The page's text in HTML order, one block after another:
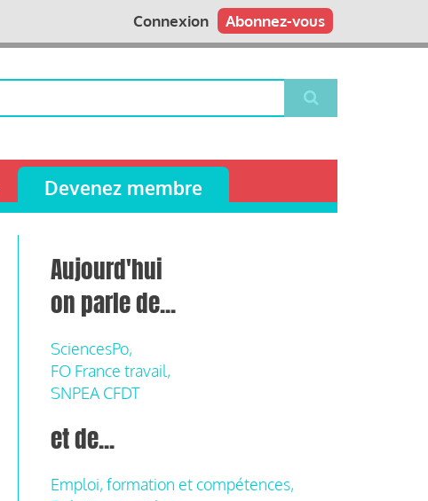
Abonnez-vous
Connexion
Devenez membre
Aujourd'hui
on parle de...
SciencesPo,
FO France travail,
SNPEA CFDT
et de...
Emploi, formation et compétences,